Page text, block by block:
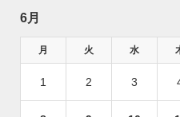
6月
月 火 水
1 2 3